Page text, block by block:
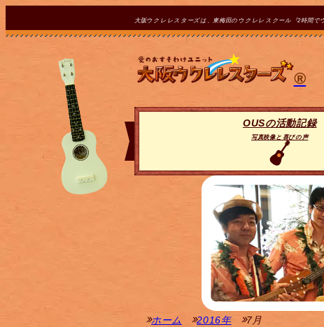
大阪ウクレレスターズは、東梅田のウクレレスクール『2時間で
®
OUSの活動記録
写真映像と喜びの声
ホーム 2016年 7月